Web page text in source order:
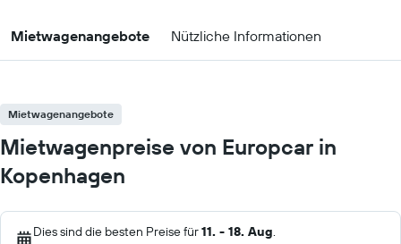
Mietwagenangebote Nützliche Informationen
Mietwagenangebote
Mietwagenpreise von Europcar in
Kopenhagen
Dies sind die besten Preise für11. - 18. Aug.